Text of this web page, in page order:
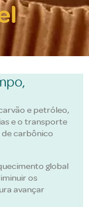
e petróleo,
e o transporte
carbônico
global
os
avançar